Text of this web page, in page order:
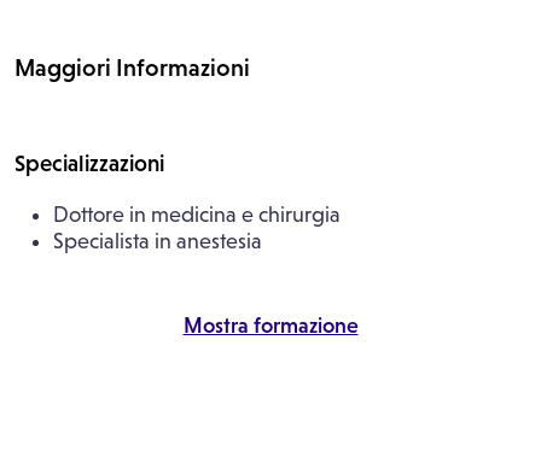
Maggiori Informazioni
Specializzazioni
Dottore in medicina e chirurgia
Specialista in anestesia
Mostra formazione